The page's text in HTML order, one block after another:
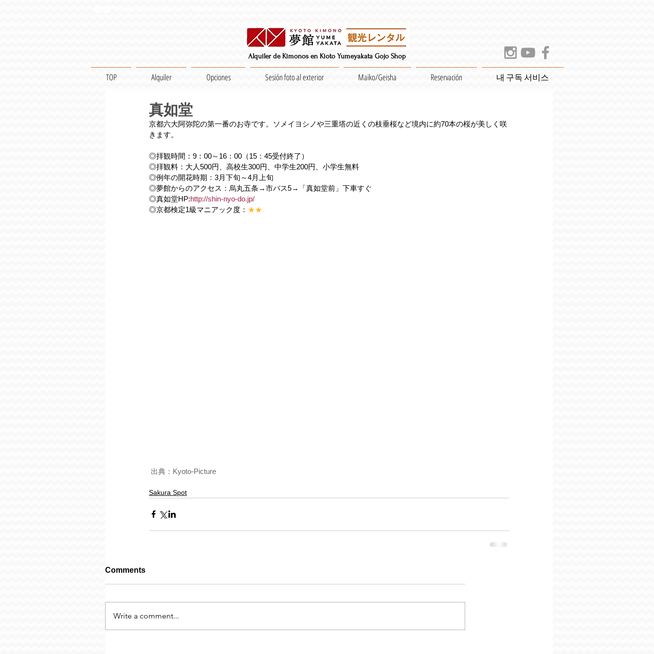
Alquiler de Kimonos en Kioto Yumeyakata Gojo Shop
TOP Alquiler Opciones Sesión foto al exterior Maiko/Geisha Reservación 내 구독 서비스
真如堂
京都六大阿弥陀の第一番のお寺です。ソメイヨシノや三重塔の近くの枝垂桜など境内に約70本の桜が美しく咲
きます。
◎拝観時間：9：00～16：00（15：45受付終了）
◎拝観料：大人500円、高校生300円、中学生200円、小学生無料
◎例年の開花時期：3月下旬～4月上旬
◎夢館からのアクセス：烏丸五条→市バス5→「真如堂前」下車すぐ
◎真如堂HP:http://shin-nyo-do.jp/
◎京都検定1級マニアック度： ★★
出典： Kyoto-Picture
Sakura Spot
Comments
Write a comment...